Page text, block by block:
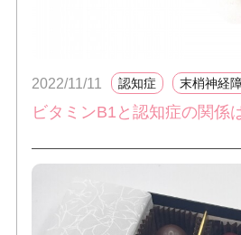
2022/11/11 認知症 末梢神経
ビタミンB1と認知症の関係